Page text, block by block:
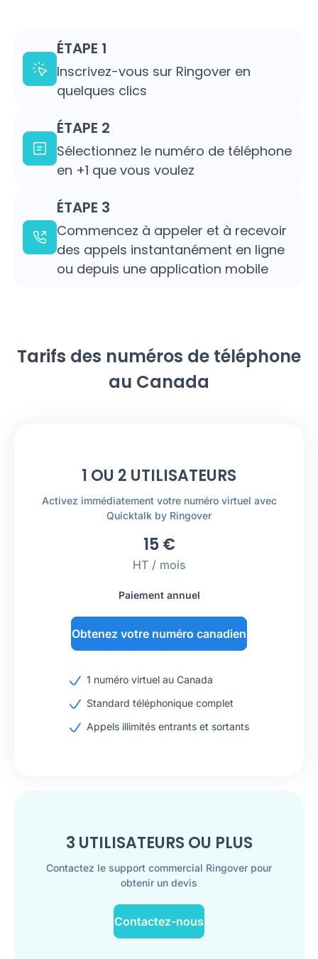
ÉTAPE 1
Inscrivez-vous sur Ringover en
quelques clics
ÉTAPE 2
Sélectionnez le numéro de téléphone
en +1 que vous voulez
ÉTAPE 3
Commencez à appeler et à recevoir
des appels instantanément en ligne
ou depuis une application mobile
Tarifs des numéros de téléphone
au Canada
1 OU 2 UTILISATEURS
Activez immédiatement votre numéro virtuel avec
Quicktalk by Ringover
15€
HT / mois
Paiement annuel
Obtenez votre numéro canadien
1 numéro virtuel au Canada
Standard téléphonique complet
Appels illimités entrants et sortants
3 UTILISATEURS OU PLUS
Contactez le support commercial Ringover pour
obtenir un devis
Contactez-nous